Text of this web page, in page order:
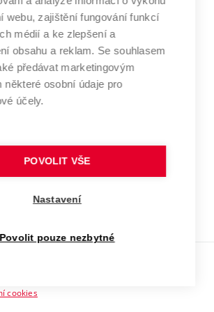
fondů
/ ContriBUTe
údajů
odkaz)
učení
technické
V BRNĚ
www.vut.cz
vut@vutbr.cz
cookies
webu, zajištění fungování funkcí
médií a ke zlepšení a
obsahu a reklam. Se souhlasem
předávat marketingovým
některé osobní údaje pro
účely.
POVOLIT VŠE
Nastavení
Povolit pouze nezbytné